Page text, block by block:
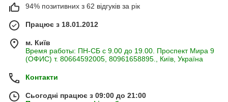
94% позитивних з 62 відгуків за рік
Працює з 18.01.2012
м. Київ
Время работы: ПН-СБ с 9.00 до 19.00. Проспект Мира 9
(ОФИС) т. 80664592005, 80961658895., Київ, Україна
Контакти
Сьогодні працює з 09:00 до 21:00